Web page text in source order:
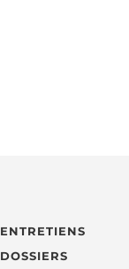
ENTRETIENS
DOSSIERS